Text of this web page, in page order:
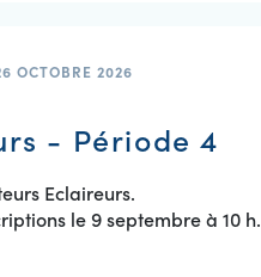
OCTOBRE 2026
- Période 4
Eclaireurs.
le 9 septembre à 10 h.